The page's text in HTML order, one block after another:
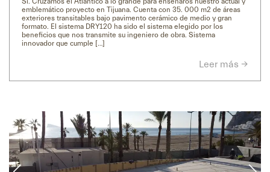
emblemático proyecto en Tijuana. Cuenta con 35. 000 m2 de áreas
exteriores transitables bajo pavimento cerámico de medio y gran
formato. El sistema DRY120 ha sido el sistema elegido por los
beneficios que nos transmite su ingeniero de obra. Sistema
innovador que cumple […]
Leer más →